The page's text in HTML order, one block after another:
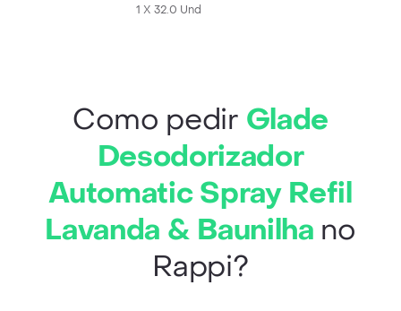
1 X 32.0 Und
Como pedir Glade
Desodorizador
Automatic Spray Refil
Lavanda & Baunilha no
Rappi?